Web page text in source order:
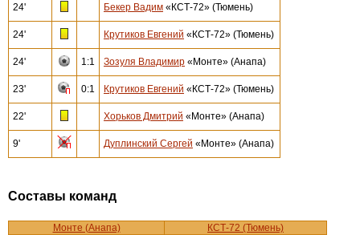
24' Бекер Вадим «КСТ-72» (Тюмень)
24' Крутиков Евгений «КСТ-72» (Тюмень)
24' 1:1 Зозуля Владимир «Монте» (Анапа)
23' 0:1 Крутиков Евгений «КСТ-72» (Тюмень)
22' Хорьков Дмитрий «Монте» (Анапа)
9' Дуплинский Сергей «Монте» (Анапа)
Составы команд
Монте (Анапа)
КСТ-72 (Тюмень)